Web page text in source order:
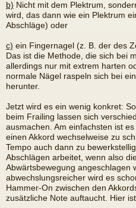
b) Nicht mit dem Plektrum,
wird, das dann wie ein Plektrum
Abschläge) oder
c) ein Fingernagel (z. B. der des
Das ist die Methode, die sich bei
allerdings nur mit extrem harten
normale Nägel raspeln sich bei
herunter.
Jetzt wird es ein wenig konkret:
beim Frailing lassen sich
ausmachen. Am einfachsten ist
einen Akkord wechselweise zu
Tempo auch dann zu
Abschlägen arbeitet, wenn also
Abwärtsbewegung angeschlagen
abwechslungsreicher wird es
Hammer-On zwischen den
zusätzliche Note auftaucht. Hier